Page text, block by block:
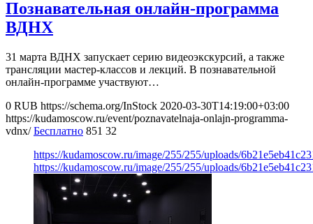
Познавательная онлайн-программа
ВДНХ
31 марта ВДНХ запускает серию видеоэкскурсий, а также
трансляции мастер-классов и лекций. В познавательной
онлайн-программе участвуют…
0 RUB https://schema.org/InStock 2020-03-30T14:19:00+03:00
https://kudamoscow.ru/event/poznavatelnaja-onlajn-programma-
vdnx/ Бесплатно 851 32
https://kudamoscow.ru/image/255/255/uploads/
https://kudamoscow.ru/image/255/255/uploads/